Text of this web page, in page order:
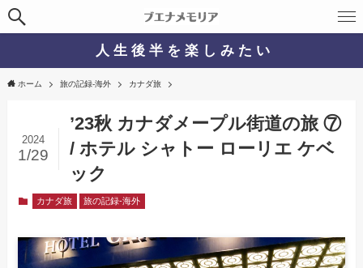
人 生 後 半 を 楽 し み た い
ホーム 旅の記録-海外 カナダ旅
’23秋 カナダメープル街道の旅 ⑦
/ ホテル シャトー ローリエ ケベ
ック
2024
1/29
カナダ旅 旅の記録-海外